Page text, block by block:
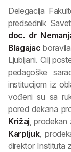
Delegacija
predsednik
doc. dr
Blagajac
Ljubljani. Cilj
pedagoške
institucijom iz
vođeni su sa
pored dekana
Križaj, prodekan
Karpljuk,
direktor Instituta